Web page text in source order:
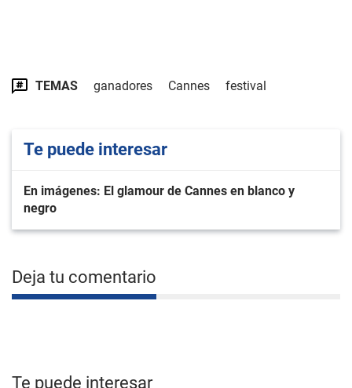
TEMAS ganadores Cannes festival
Te puede interesar
En imágenes: El glamour de Cannes en blanco y
negro
Deja tu comentario
Te puede interesar